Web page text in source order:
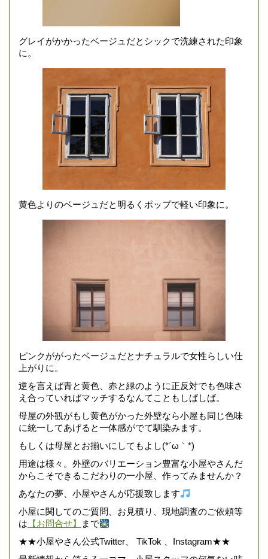
グレイがかかったベージュだとシックで洗練された印象
に。
黄色よりのベージュだと明るくポップで軽い印象に。
ピンクががったベージュだとナチュラルで女性らしい仕
上がりに。
逆を言えば青と黄色、赤と緑のように正反対でも色味さ
え合っていればマッチするなんてこともしばしば。
母屋の外観がもし黄色がかった外壁なら小屋も同じ色味
に統一してあげると一体感がでて馴染みます。
もしくは母屋とお揃いにしてもよし(*´ω｀*)
用途は様々。外壁のバリエーション豊富な小屋やさんだ
からこそできるこだわりの一小屋、作ってみませんか？
あなたの夢、小屋やさんが応援致します
小屋に関してのご質問、お見積り、現地調査のご依頼等
は 【お問合せ】
まで
★★小屋やさん公式Twitter、 TikTok 、Instagram★★